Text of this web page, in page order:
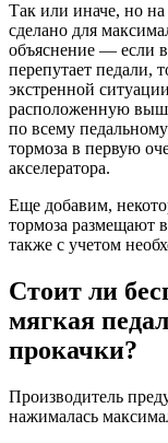
Так или иначе, но на
сделано для
объяснение — если
перепутает педали,
экстренной
расположенную
по всему
тормоза в первую
акселератора.
Еще добавим,
тормоза размещают
также с учетом
Стоит ли
мягкая
прокачки?
Производитель
нажималась